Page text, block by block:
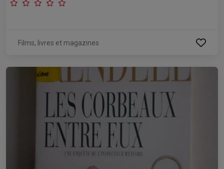
Films, livres et magazines